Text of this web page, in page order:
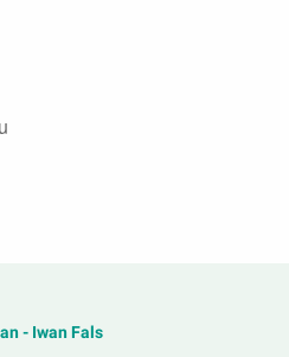
- Iwan Fals